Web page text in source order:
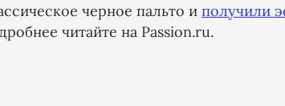
черное пальто и получили
читайте на Passion.ru.